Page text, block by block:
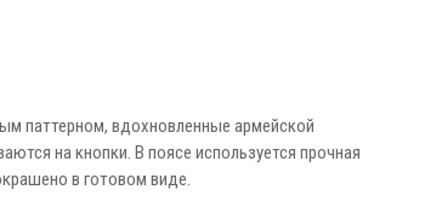
паттерном, вдохновленные армейской
на кнопки. В поясе используется прочная
в готовом виде.